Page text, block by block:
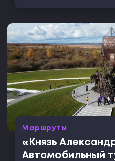
Маршруты
«Князь
Автомобильный